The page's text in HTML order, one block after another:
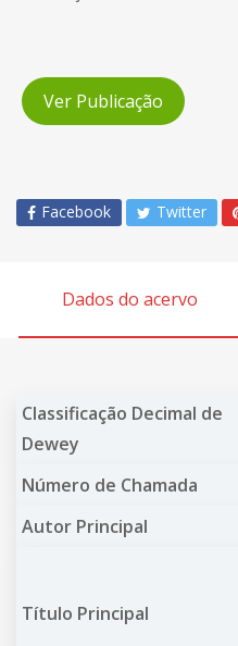
Ver Publicação
Facebook Twitter
Dados do acervo
Classificação Decimal de
Dewey
Número de Chamada
Autor Principal
Título Principal